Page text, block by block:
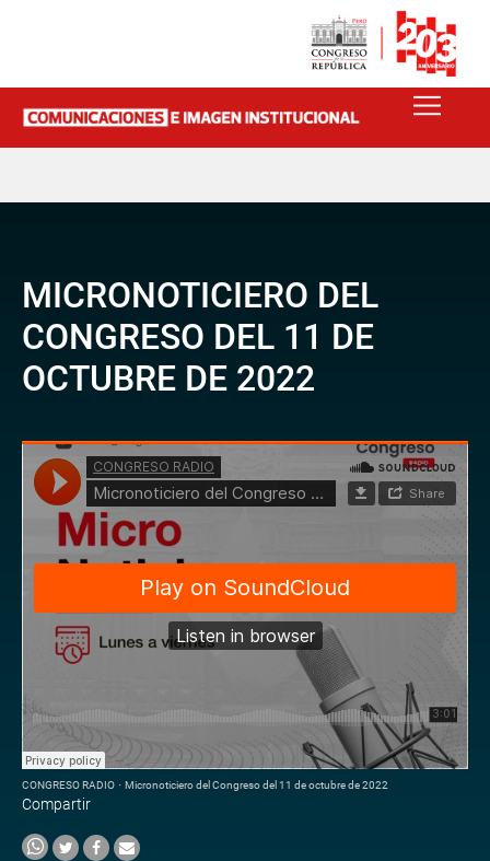
MICRONOTICIERO DEL
CONGRESO DEL 11 DE
OCTUBRE DE 2022
CONGRESO RADIO · Micronoticiero del Congreso del 11 de octubre de 2022
Compartir